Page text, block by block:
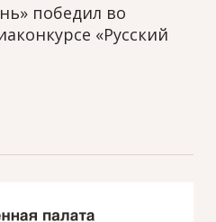
победил во
«Русский